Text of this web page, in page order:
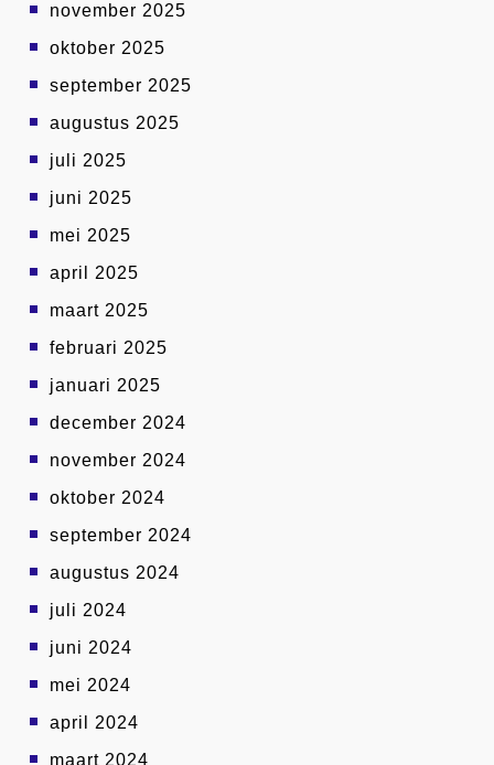
november 2025
oktober 2025
september 2025
augustus 2025
juli 2025
juni 2025
mei 2025
april 2025
maart 2025
februari 2025
januari 2025
december 2024
november 2024
oktober 2024
september 2024
augustus 2024
juli 2024
juni 2024
mei 2024
april 2024
maart 2024